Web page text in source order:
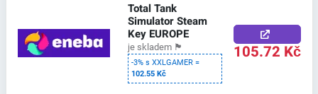
Total Tank
Simulator Steam
Key EUROPE
je skladem 🏴
-3% s XXLGAMER =
102.55 Kč
105.72 Kč